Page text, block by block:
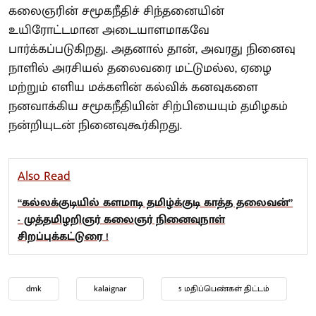
கலைஞரின் சமூகநீதிச் சிந்தனையின்
உயிரோட்டமான அடையாளமாகவே
பார்க்கப்படுகிறது. அதனால் தான், அவரது நினைவு
நாளில் அரசியல் தலைவரை மட்டுமல்ல, ஏழை
மற்றும் எளிய மக்களின் கல்விக் கனவுகளை
நனவாக்கிய சமூகநீதியின் சிற்பியையும் தமிழகம்
நன்றியுடன் நினைவுகூர்கிறது.
Also Read
“கல்லக்குடியில் களமாடி தமிழ்க்குடி காத்த தலைவன்”
- முத்தமிழறிஞர் கலைஞர் நினைவுநாள்
சிறப்புக்கட்டுரை !
dmk kalaignar 5 மதிப்பெண்கள் திட்டம்